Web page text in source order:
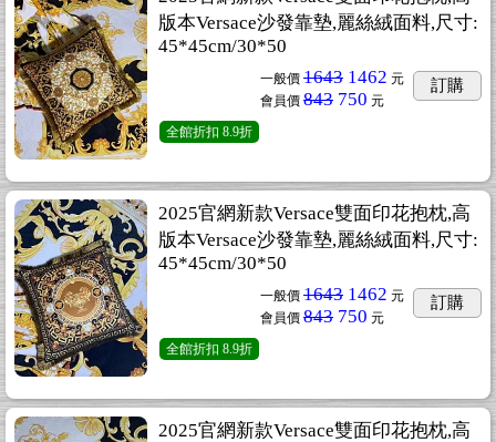
版本Versace沙發靠墊,麗絲絨面料,尺寸:
45*45cm/30*50
一般價 1643 1462 元
會員價 843 750 元
訂購
全館折扣 8.9折
2025官網新款Versace雙面印花抱枕,高
版本Versace沙發靠墊,麗絲絨面料,尺寸:
45*45cm/30*50
一般價 1643 1462 元
會員價 843 750 元
訂購
全館折扣 8.9折
2025官網新款Versace雙面印花抱枕,高